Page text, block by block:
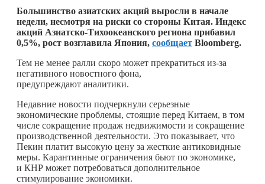
Большинство азиатских акций выросли в начале
недели, несмотря на риски со стороны Китая. Индекс
акций Азиатско-Тихоокеанского региона прибавил
0,5%, рост возглавила Япония, сообщает Bloomberg.
Тем не менее ралли скоро может прекратиться из-за
негативного новостного фона,
предупреждают аналитики.
Недавние новости подчеркнули серьезные
экономические проблемы, стоящие перед Китаем, в том
числе сокращение продаж недвижимости и сокращение
производственной деятельности. Это показывает, что
Пекин платит высокую цену за жесткие антиковидные
меры. Карантинные ограничения бьют по экономике,
и КНР может потребоваться дополнительное
стимулирование экономики.